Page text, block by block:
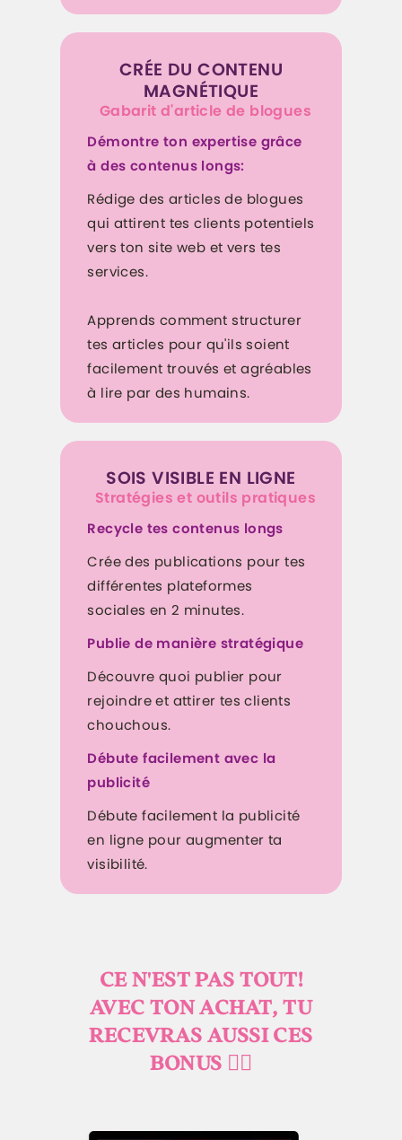
CRÉE DU CONTENU
MAGNÉTIQUE
Gabarit d'article de blogues
Démontre ton expertise grâce
à des contenus longs:
Rédige des articles de blogues
qui attirent tes clients potentiels
vers ton site web et vers tes
services.
Apprends comment structurer
tes articles pour qu'ils soient
facilement trouvés et agréables
à lire par des humains.
SOIS VISIBLE EN LIGNE
Stratégies et outils pratiques
Recycle tes contenus longs
Crée des publications pour tes
différentes plateformes
sociales en 2 minutes.
Publie de manière stratégique
Découvre quoi publier pour
rejoindre et attirer tes clients
chouchous.
Débute facilement avec la
publicité
Débute facilement la publicité
en ligne pour augmenter ta
visibilité.
CE N'EST PAS TOUT!
AVEC TON ACHAT, TU
RECEVRAS AUSSI CES
BONUS 👇🏻